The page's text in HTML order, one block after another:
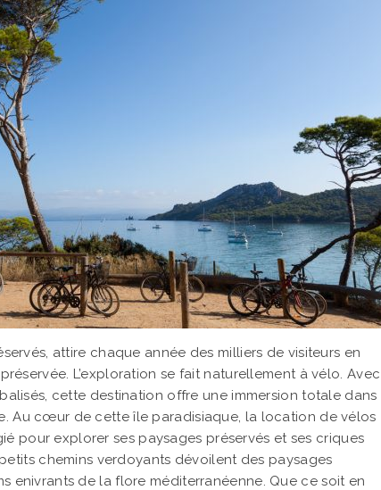
attire chaque année des milliers de visiteurs en
L’exploration se fait naturellement à vélo. Avec
cette destination offre une immersion totale dans
Au cœur de cette île paradisiaque, la location de vélos
pour explorer ses paysages préservés et ses criques
chemins verdoyants dévoilent des paysages
enivrants de la flore méditerranéenne. Que ce soit en